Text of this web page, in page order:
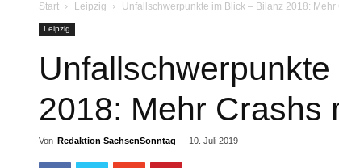
Start Leipzig Unfallschwerpunkte im Blick – Bilanz 2018:
Leipzig
2018: Mehr Crashs
Von Redaktion SachsenSonntag - 10. Juli 2019